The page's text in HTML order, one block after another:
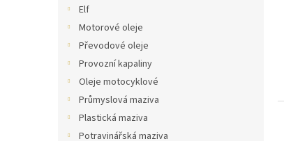
Elf
Motorové oleje
Převodové oleje
Provozní kapaliny
Oleje motocyklové
Průmyslová maziva
Plastická maziva
Potravinářská maziva